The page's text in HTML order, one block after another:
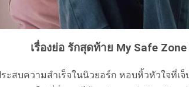
เรื่องย่อ รักสุดท้าย My Safe Zone
สบความสำเร็จในนิวยอร์ก หอบหิ้วหัวใจที่เจ็